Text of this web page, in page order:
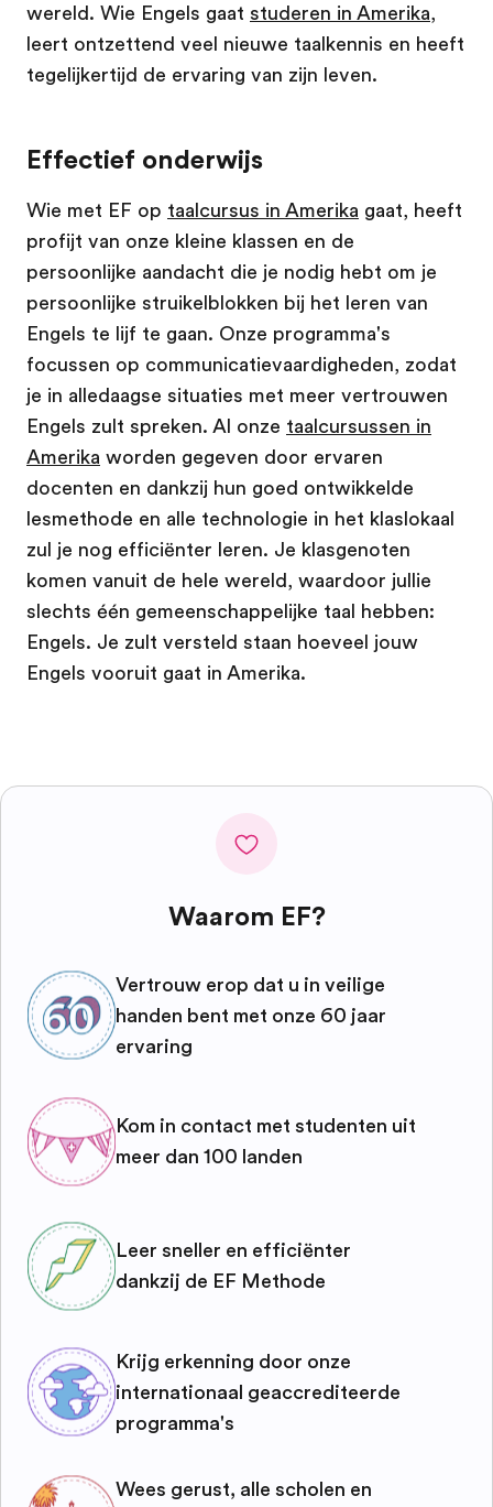
wereld. Wie Engels gaat studeren in Amerika,
leert ontzettend veel nieuwe taalkennis en heeft
tegelijkertijd de ervaring van zijn leven.
Effectief onderwijs
Wie met EF op taalcursus in Amerika gaat, heeft
profijt van onze kleine klassen en de
persoonlijke aandacht die je nodig hebt om je
persoonlijke struikelblokken bij het leren van
Engels te lijf te gaan. Onze programma's
focussen op communicatievaardigheden, zodat
je in alledaagse situaties met meer vertrouwen
Engels zult spreken. Al onze taalcursussen in
Amerika worden gegeven door ervaren
docenten en dankzij hun goed ontwikkelde
lesmethode en alle technologie in het klaslokaal
zul je nog efficiënter leren. Je klasgenoten
komen vanuit de hele wereld, waardoor jullie
slechts één gemeenschappelijke taal hebben:
Engels. Je zult versteld staan hoeveel jouw
Engels vooruit gaat in Amerika.
Waarom EF?
Vertrouw erop dat u in veilige
handen bent met onze 60 jaar
ervaring
Kom in contact met studenten uit
meer dan 100 landen
Leer sneller en efficiënter
dankzij de EF Methode
Krijg erkenning door onze
internationaal geaccrediteerde
programma's
Wees gerust, alle scholen en